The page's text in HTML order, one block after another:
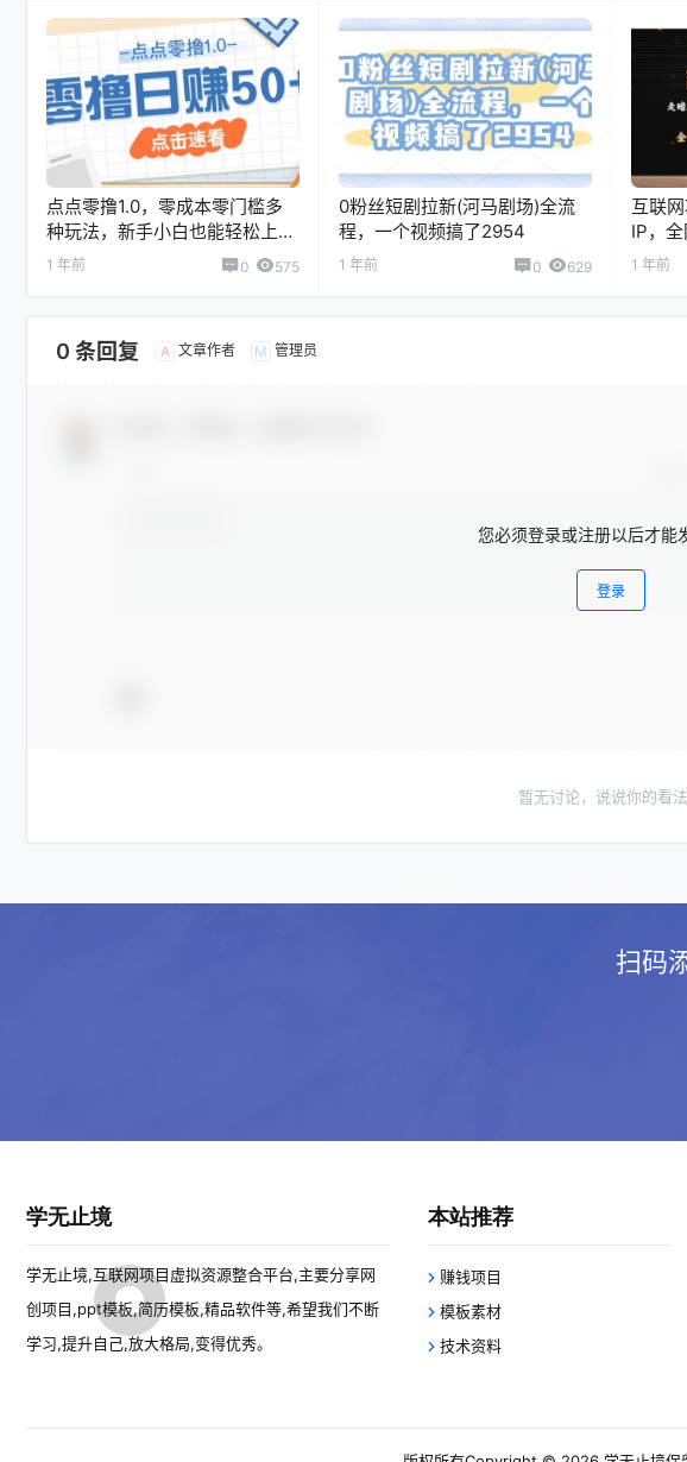
点点零撸1.0，零成本零门槛多
种玩法，新手小白也能轻松上手
日赚50+
1 年前 0 575
0粉丝短剧拉新(河马剧场)全流
程，一个视频搞了2954
1 年前 0 629
互联
IP，
做镰刀
1 年前
0 条回复 A 文章作者 M 管理员
您必须登录或注册以后才能
登录
暂无讨论，说说你的看
扫码
学无止境
学无止境,互联网项目虚拟资源整合平台,主要分享网
创项目,ppt模板,简历模板,精品软件等,希望我们不断
学习,提升自己,放大格局,变得优秀。
本站推荐
赚钱项目
模板素材
技术资料